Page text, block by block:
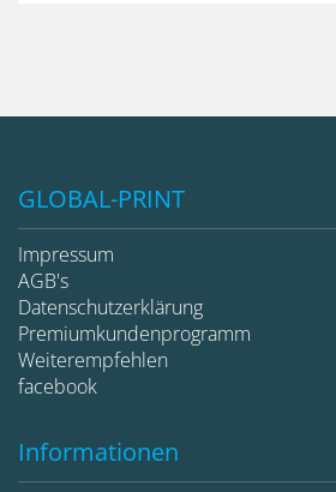
GLOBAL-PRINT
Impressum
AGB's
Datenschutzerklärung
Premiumkundenprogramm
Weiterempfehlen
facebook
Informationen